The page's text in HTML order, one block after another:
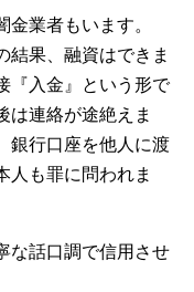
業者もいます。
結果、融資はできま
『入金』という形で
は連絡が途絶えま
銀行口座を他人に渡
人も罪に問われま
な話口調で信用させ